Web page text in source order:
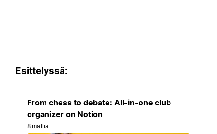
Esittelyssä:
From chess to debate: All-in-one club
organizer on Notion
8 mallia